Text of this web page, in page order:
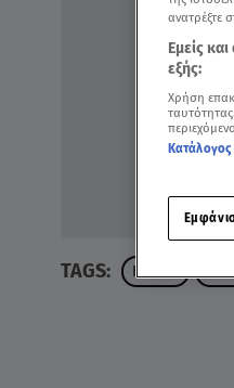
TAGS: ΚΡΗΤΗ
ανατρέξτε
Εμείς
εξής:
Χρήση